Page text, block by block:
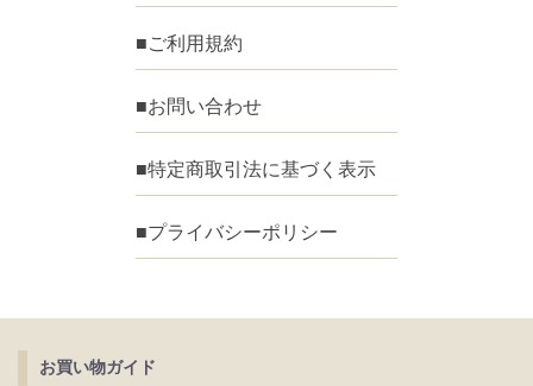
■ご利用規約
■お問い合わせ
■特定商取引法に基づく表示
■プライバシーポリシー
お買い物ガイド